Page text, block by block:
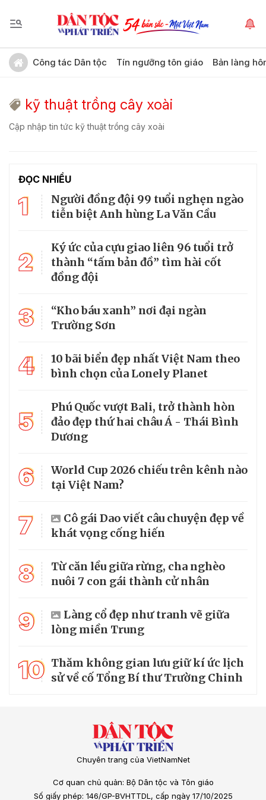
Công tác Dân tộc Tín ngưỡng tôn giáo Bản làng
kỹ thuật trồng cây xoài
Cập nhập tin tức kỹ thuật trồng cây xoài
ĐỌC NHIỀU
1
Người đồng đội 99 tuổi nghẹn ngào
tiễn biệt Anh hùng La Văn Cầu
2
Ký ức của cựu giao liên 96 tuổi trở
thành “tấm bản đồ” tìm hài cốt
đồng đội
3
“Kho báu xanh” nơi đại ngàn
Trường Sơn
4
10 bãi biển đẹp nhất Việt Nam theo
bình chọn của Lonely Planet
5
Phú Quốc vượt Bali, trở thành hòn
đảo đẹp thứ hai châu Á - Thái Bình
Dương
6
World Cup 2026 chiếu trên kênh nào
tại Việt Nam?
7
Cô gái Dao viết câu chuyện đẹp về
khát vọng cống hiến
8
Từ căn lều giữa rừng, cha nghèo
nuôi 7 con gái thành cử nhân
9
Làng cổ đẹp như tranh vẽ giữa
lòng miền Trung
10 Thăm không gian lưu giữ kí ức lịch
sử về cố Tổng Bí thư Trường Chinh
Chuyên trang của VietNamNet
Cơ quan chủ quản: Bộ Dân tộc và Tôn giáo
Số giấy phép: 146/GP-BVHTTDL, cấp ngày 17/10/2025